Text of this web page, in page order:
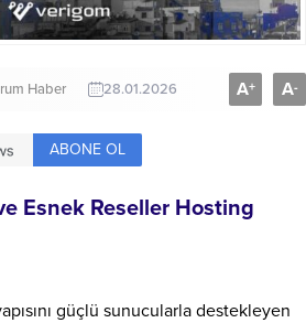
Haber 28.01.2026 A+ A-
ABONE OL
Esnek Reseller Hosting
güçlü sunucularla destekleyen